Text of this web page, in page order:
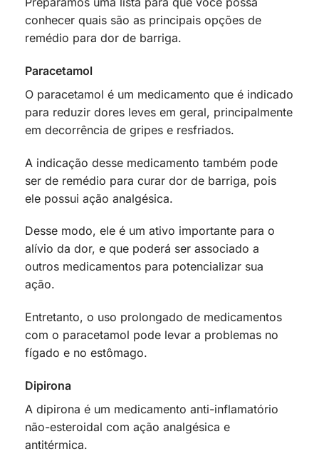
conhecer quais são as principais opções de
remédio para dor de barriga.
Paracetamol
O paracetamol é um medicamento que é indicado
para reduzir dores leves em geral, principalmente
em decorrência de gripes e resfriados.
A indicação desse medicamento também pode
ser de remédio para curar dor de barriga, pois
ele possui ação analgésica.
Desse modo, ele é um ativo importante para o
alívio da dor, e que poderá ser associado a
outros medicamentos para potencializar sua
ação.
Entretanto, o uso prolongado de medicamentos
com o paracetamol pode levar a problemas no
fígado e no estômago.
Dipirona
A dipirona é um medicamento anti-inflamatório
não-esteroidal com ação analgésica e
antitérmica.